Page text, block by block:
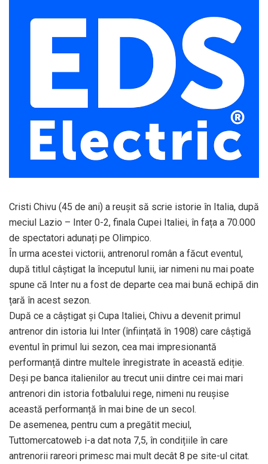
Cristi Chivu (45 de ani) a reușit să scrie istorie în Italia, după
meciul Lazio – Inter 0-2, finala Cupei Italiei, în fața a 70.000
de spectatori adunați pe Olimpico.
În urma acestei victorii, antrenorul român a făcut eventul,
după titlul câștigat la începutul lunii, iar nimeni nu mai poate
spune că Inter nu a fost de departe cea mai bună echipă din
țară în acest sezon.
După ce a câștigat și Cupa Italiei, Chivu a devenit primul
antrenor din istoria lui Inter (înființată în 1908) care câștigă
eventul în primul lui sezon, cea mai impresionantă
performanță dintre multele înregistrate în această ediție.
Deși pe banca italienilor au trecut unii dintre cei mai mari
antrenori din istoria fotbalului rege, nimeni nu reușise
această performanță în mai bine de un secol.
De asemenea, pentru cum a pregătit meciul,
Tuttomercatoweb i-a dat nota 7,5, în condițiile în care
antrenorii rareori primesc mai mult decât 8 pe site-ul citat.